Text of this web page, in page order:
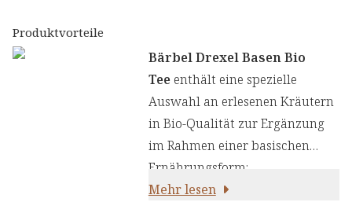
Produktvorteile
Bärbel Drexel Basen Bio
Teeenthält eine spezielle
Auswahl an erlesenen Kräutern
in Bio-Qualität zur Ergänzung
im Rahmen einer basischen
Ernährungsform:
Mehr lesen